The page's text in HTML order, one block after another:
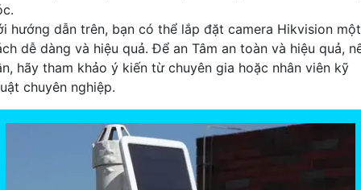
hướng dẫn trên, bạn có thể lắp đặt camera Hikvision một
dễ dàng và hiệu quả. Để an Tâm an toàn và hiệu quả,
hãy tham khảo ý kiến từ chuyên gia hoặc nhân viên kỹ
chuyên nghiệp.